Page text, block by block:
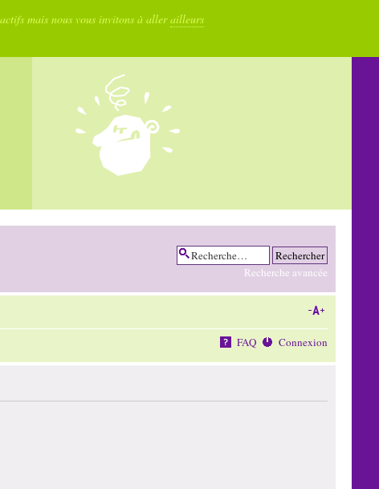
mais nous vous invitons à allerailleurs
Recherche avancée
FAQ Connexion